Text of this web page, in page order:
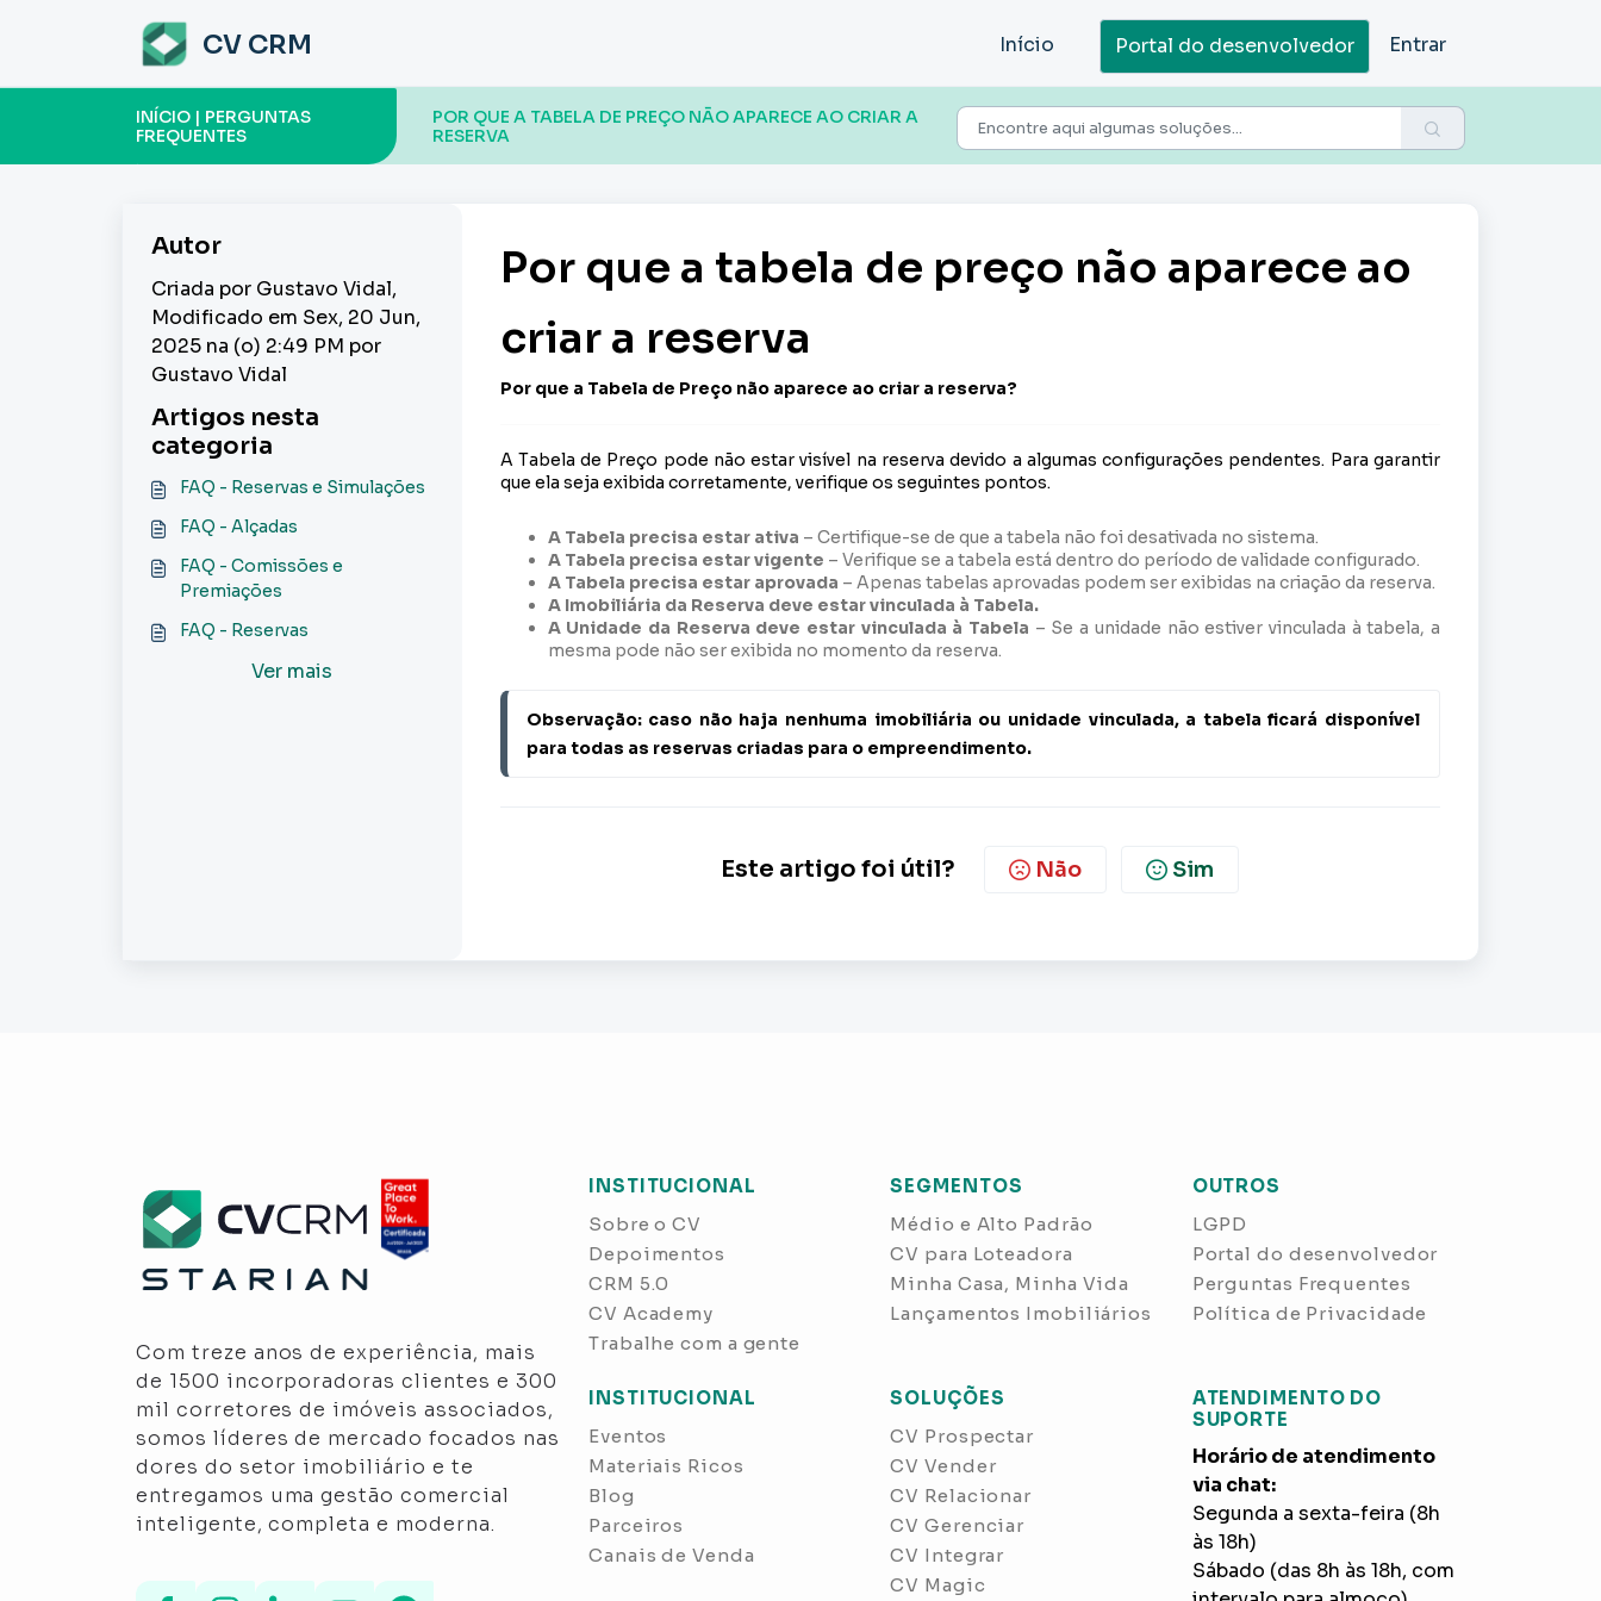
CV CRM Início Portal do desenvolvedor Entrar
POR QUE A TABELA DE PREÇO NÃO APARECE AO CRIAR A
RESERVA
INÍCIO | PERGUNTAS
FREQUENTES
Autor
Criada por Gustavo Vidal,
Modificado em Sex, 20 Jun,
2025 na (o) 2:49 PM por
Gustavo Vidal
Artigos nesta
categoria
FAQ - Reservas e Simulações
FAQ - Alçadas
FAQ - Comissões e
Premiações
FAQ - Reservas
Ver mais
Por que a tabela de preço não aparece ao
criar a reserva
Por que a Tabela de Preço não aparece ao criar a reserva?
A Tabela de Preço pode não estar visível na reserva devido a algumas configurações pendentes. Para garantir
que ela seja exibida corretamente, verifique os seguintes pontos.
A Tabela precisa estar ativa – Certifique-se de que a tabela não foi desativada no sistema.
A Tabela precisa estar vigente – Verifique se a tabela está dentro do período de validade configurado.
A Tabela precisa estar aprovada – Apenas tabelas aprovadas podem ser exibidas na criação da reserva.
A Imobiliária da Reserva deve estar vinculada à Tabela.
A Unidade da Reserva deve estar vinculada à Tabela – Se a unidade não estiver vinculada à tabela, a
mesma pode não ser exibida no momento da reserva.
Observação: caso não haja nenhuma imobiliária ou unidade vinculada, a tabela ficará disponível
para todas as reservas criadas para o empreendimento.
Este artigo foi útil? Não Sim
Com treze anos de experiência, mais
de 1500 incorporadoras clientes e 300
mil corretores de imóveis associados,
somos líderes de mercado focados nas
dores do setor imobiliário e te
entregamos uma gestão comercial
inteligente, completa e moderna.
INSTITUCIONAL
Sobre o CV
Depoimentos
CRM 5.0
CV Academy
Trabalhe com a gente
SEGMENTOS
Médio e Alto Padrão
CV para Loteadora
Minha Casa, Minha Vida
Lançamentos Imobiliários
OUTROS
LGPD
Portal do desenvolvedor
Perguntas Frequentes
Política de Privacidade
INSTITUCIONAL
Eventos
Materiais Ricos
Blog
Parceiros
Canais de Venda
SOLUÇÕES
CV Prospectar
CV Vender
CV Relacionar
CV Gerenciar
CV Integrar
CV Magic
ATENDIMENTO DO
SUPORTE
Horário de atendimento
via chat:
Segunda a sexta-feira (8h
às 18h)
Sábado (das 8h às 18h, com